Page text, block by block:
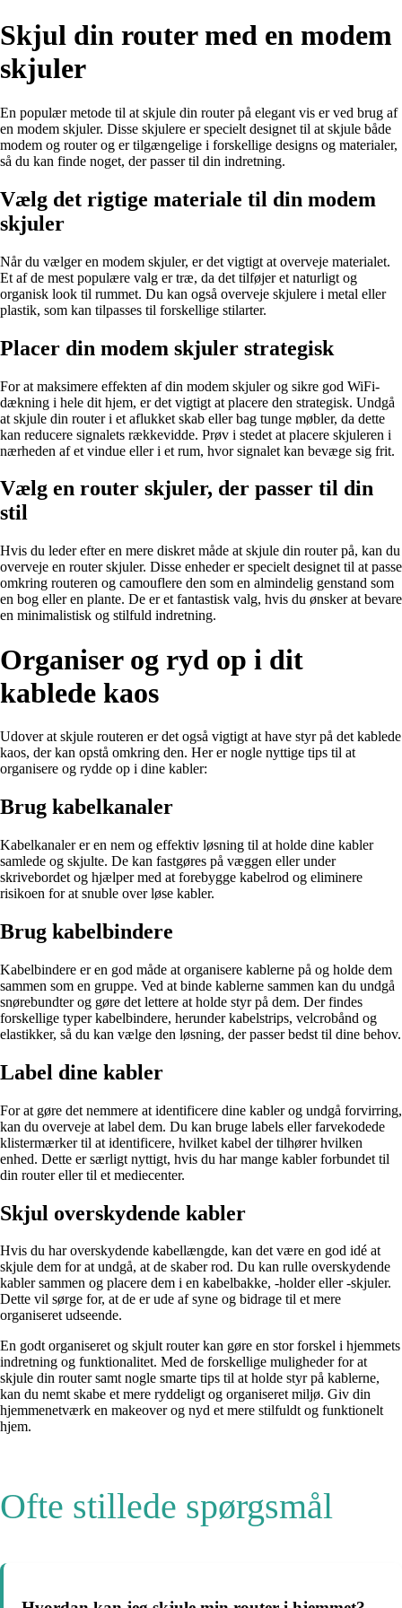
Skjul din router med en modem
skjuler
En populær metode til at skjule din router på elegant vis er ved brug af
en modem skjuler. Disse skjulere er specielt designet til at skjule både
modem og router og er tilgængelige i forskellige designs og materialer,
så du kan finde noget, der passer til din indretning.
Vælg det rigtige materiale til din modem
skjuler
Når du vælger en modem skjuler, er det vigtigt at overveje materialet.
Et af de mest populære valg er træ, da det tilføjer et naturligt og
organisk look til rummet. Du kan også overveje skjulere i metal eller
plastik, som kan tilpasses til forskellige stilarter.
Placer din modem skjuler strategisk
For at maksimere effekten af din modem skjuler og sikre god WiFi-
dækning i hele dit hjem, er det vigtigt at placere den strategisk. Undgå
at skjule din router i et aflukket skab eller bag tunge møbler, da dette
kan reducere signalets rækkevidde. Prøv i stedet at placere skjuleren i
nærheden af et vindue eller i et rum, hvor signalet kan bevæge sig frit.
Vælg en router skjuler, der passer til din
stil
Hvis du leder efter en mere diskret måde at skjule din router på, kan du
overveje en router skjuler. Disse enheder er specielt designet til at passe
omkring routeren og camouflere den som en almindelig genstand som
en bog eller en plante. De er et fantastisk valg, hvis du ønsker at bevare
en minimalistisk og stilfuld indretning.
Organiser og ryd op i dit
kablede kaos
Udover at skjule routeren er det også vigtigt at have styr på det kablede
kaos, der kan opstå omkring den. Her er nogle nyttige tips til at
organisere og rydde op i dine kabler:
Brug kabelkanaler
Kabelkanaler er en nem og effektiv løsning til at holde dine kabler
samlede og skjulte. De kan fastgøres på væggen eller under
skrivebordet og hjælper med at forebygge kabelrod og eliminere
risikoen for at snuble over løse kabler.
Brug kabelbindere
Kabelbindere er en god måde at organisere kablerne på og holde dem
sammen som en gruppe. Ved at binde kablerne sammen kan du undgå
snørebundter og gøre det lettere at holde styr på dem. Der findes
forskellige typer kabelbindere, herunder kabelstrips, velcrobånd og
elastikker, så du kan vælge den løsning, der passer bedst til dine behov.
Label dine kabler
For at gøre det nemmere at identificere dine kabler og undgå forvirring,
kan du overveje at label dem. Du kan bruge labels eller farvekodede
klistermærker til at identificere, hvilket kabel der tilhører hvilken
enhed. Dette er særligt nyttigt, hvis du har mange kabler forbundet til
din router eller til et mediecenter.
Skjul overskydende kabler
Hvis du har overskydende kabellængde, kan det være en god idé at
skjule dem for at undgå, at de skaber rod. Du kan rulle overskydende
kabler sammen og placere dem i en kabelbakke, -holder eller -skjuler.
Dette vil sørge for, at de er ude af syne og bidrage til et mere
organiseret udseende.
En godt organiseret og skjult router kan gøre en stor forskel i hjemmets
indretning og funktionalitet. Med de forskellige muligheder for at
skjule din router samt nogle smarte tips til at holde styr på kablerne,
kan du nemt skabe et mere ryddeligt og organiseret miljø. Giv din
hjemmenetværk en makeover og nyd et mere stilfuldt og funktionelt
hjem.
Ofte stillede spørgsmål